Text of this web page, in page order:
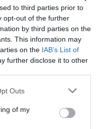
to third parties prior to
opt-out of the further
by third parties on the
This information may
on the IAB’s List of
further disclose it to other
Outs
of my
στο Instagram.